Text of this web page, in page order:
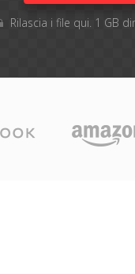
Rilascia i file qui. 1 GB